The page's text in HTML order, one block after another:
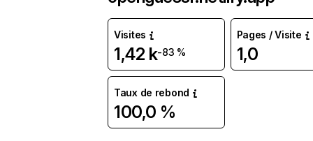
Visites
1,42 k-83 %
Pages / Visite
1,0
Taux de rebond
100,0 %